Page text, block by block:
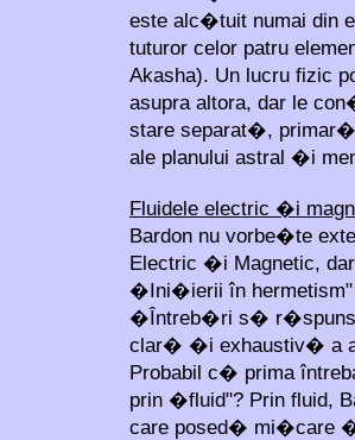
este alc�tuit numai din
tuturor celor patru
Akasha). Un lucru fizic
asupra altora, dar le
stare separat�,
ale planului astral �i
Fluidele electric �i
Bardon nu vorbe�te
Electric �i Magnetic,
�Ini�ierii în
�Întreb�ri s�
clar� �i exhaustiv� a
Probabil c� prima
prin �fluid"? Prin fluid,
care posed� mi�care